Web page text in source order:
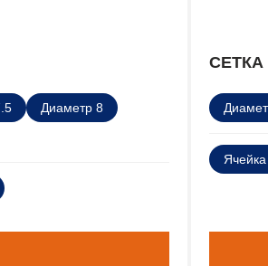
Диаметр 8